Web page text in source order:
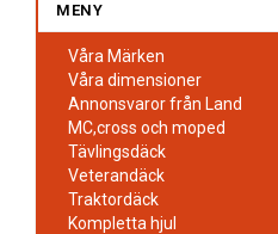
MENY
Våra Märken
Våra dimensioner
Annonsvaror från Land
MC,cross och moped
Tävlingsdäck
Veterandäck
Traktordäck
Kompletta hjul